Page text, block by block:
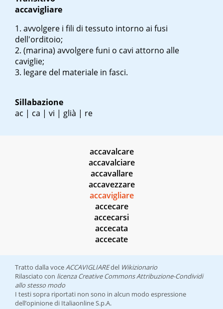
accavigliare
avvolgere i fili di tessuto intorno ai fusi
dell'orditoio;
(marina) avvolgere funi o cavi attorno alle
caviglie;
legare del materiale in fasci.
Sillabazione
ac | ca | vi | glià | re
accavalcare
accavalciare
accavallare
accavezzare
accavigliare
accecare
accecarsi
accecata
accecate
Tratto dalla voceACCAVIGLIAREdel Wikizionario
Rilasciato con licenza Creative Commons Attribuzione-Condividi
allo stesso modo
I testi sopra riportati non sono in alcun modo espressione
dell’opinione di Italiaonline S.p.A.